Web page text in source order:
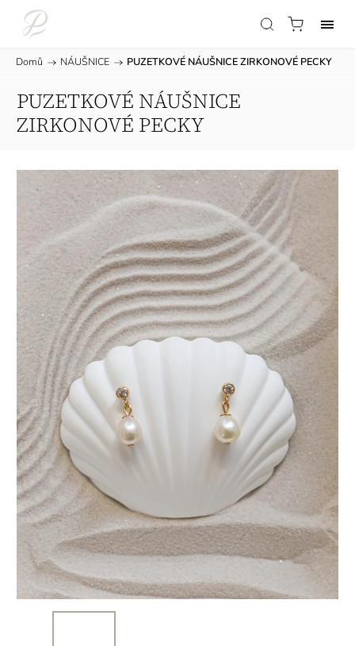
Domů / NÁUŠNICE / PUZETKOVÉ NÁUŠNICE ZIRKONOVÉ PECKY
PUZETKOVÉ NÁUŠNICE
ZIRKONOVÉ PECKY